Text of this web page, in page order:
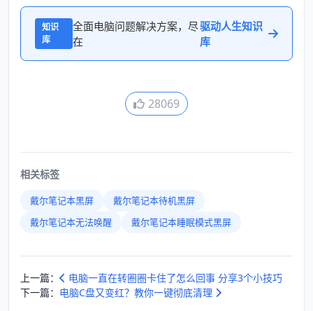
知识
库
全面电脑问题解决方案，尽
在
驱动人生知识
库
28069
相关标签
戴尔笔记本黑屏
戴尔笔记本待机黑屏
戴尔笔记本无法唤醒
戴尔笔记本睡眠模式黑屏
上一篇：
电脑一直在转圈圈卡住了怎么回事 分享3个小技巧
下一篇： 电脑C盘又变红？教你一键彻底清理